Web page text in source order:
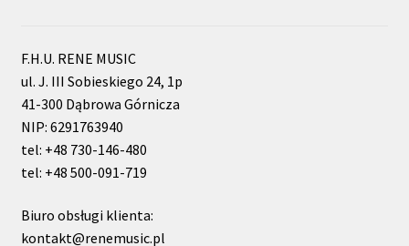
F.H.U. RENE MUSIC
ul. J. III Sobieskiego 24, 1p
41-300 Dąbrowa Górnicza
NIP: 6291763940
tel: +48 730-146-480
tel: +48 500-091-719
Biuro obsługi klienta:
kontakt@renemusic.pl